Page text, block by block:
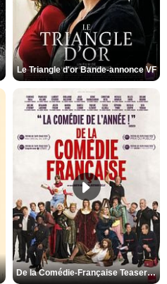
Le Triangle d'or Bande-annonce VF
De la Comédie-Française Teaser VF